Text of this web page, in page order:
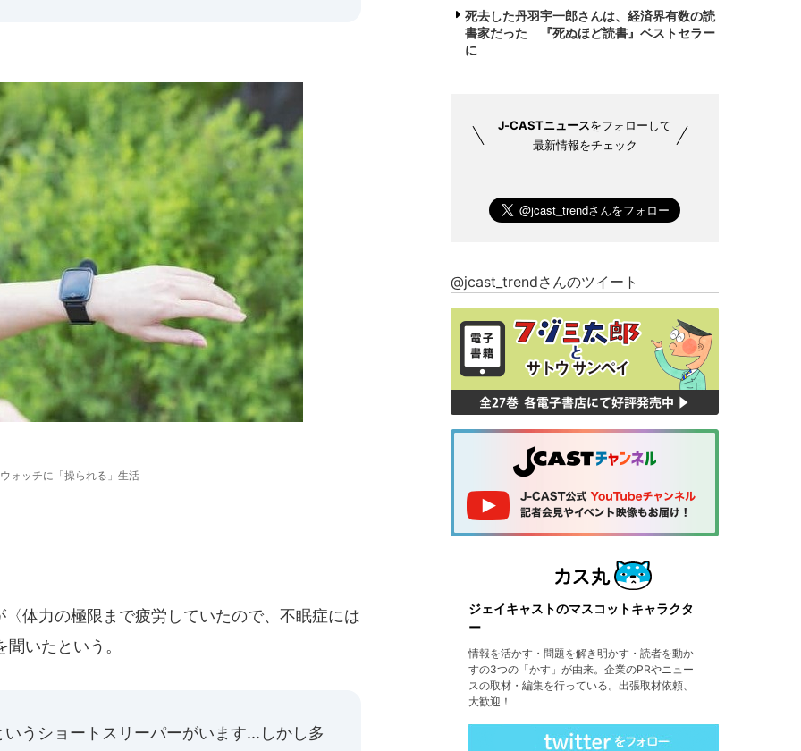
ォッチに「操られる」生活
体力の極限まで疲労していたので、不眠症には
いたという。
うショートスリーパーがいます...しかし多
死去した丹羽宇一郎さんは、経済界有数の読
書家だった 『死ぬほど読書』ベストセラー
に
J-CASTニュースをフォローして
最新情報をチェック
@jcast_trendさんのツイート
ジェイキャストのマスコットキャラクタ
ー
情報を活かす・問題を解き明かす・読者を動か
すの3つの「かす」が由来。企業のPRやニュー
スの取材・編集を行っている。出張取材依頼、
大歓迎！